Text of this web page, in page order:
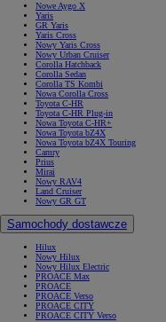
Nowe Aygo X
Yaris
GR Yaris
Yaris Cross
Nowy Yaris Cross
Nowy Urban Cruiser
Corolla Hatchback
Corolla Sedan
Corolla TS Kombi
Nowa Corolla Cross
Toyota C-HR
Toyota C-HR Plug-in
Nowa Toyota C-HR+
Nowa Toyota bZ4X
Nowa Toyota bZ4X Touring
Camry
Prius
Mirai
Nowy RAV4
Land Cruiser
Nowy GR GT
Samochody dostawcze
Hilux
Nowy Hilux
Nowy Hilux Electric
PROACE Max
PROACE
PROACE Verso
PROACE CITY
PROACE CITY Verso